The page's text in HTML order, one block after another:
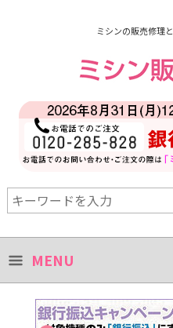
ミシンの販売修理